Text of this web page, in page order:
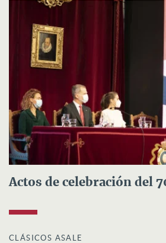
Actos de celebración del
CLÁSICOS ASALE